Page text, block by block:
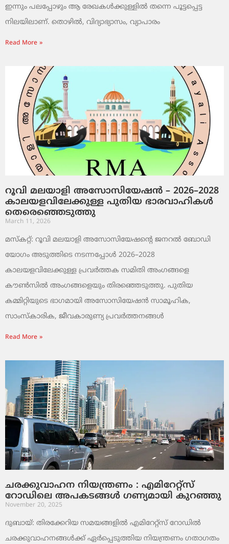
ഇന്നും പലപ്പോഴും ആ രേഖകൾക്കുള്ളിൽ തന്നെ പൂട്ടപ്പെട്ട
നിലയിലാണ്. തൊഴിൽ, വിദ്യാഭ്യാസം, വ്യാപാരം
Read More »
റൂവി മലയാളി അസോസിയേഷൻ – 2026–2028
കാലയളവിലേക്കുള്ള പുതിയ ഭാരവാഹികൾ
തെരെഞ്ഞെടുത്തു
March 11, 2026
മസ്കറ്റ്: റൂവി മലയാളി അസോസിയേഷന്റെ ജനറൽ ബോഡി
യോഗം അടുത്തിടെ നടന്നപ്പോൾ 2026–2028
കാലയളവിലേക്കുള്ള പ്രവർത്തക സമിതി അംഗങ്ങളെ
കൗൺസിൽ അംഗങ്ങളെയും തിരഞ്ഞെടുത്തു. പുതിയ
കമ്മിറ്റിയുടെ ഭാഗമായി അസോസിയേഷൻ സാമൂഹിക,
സാംസ്‌കാരിക, ജീവകാരുണ്യ പ്രവർത്തനങ്ങൾ
Read More »
ചരക്കുവാഹന നിയന്ത്രണം : എമിറേറ്റ്സ്
റോഡിലെ അപകടങ്ങൾ ഗണ്യമായി കുറഞ്ഞു
November 20, 2025
ദുബായ്: തിരക്കേറിയ സമയങ്ങളിൽ എമിറേറ്റ്സ് റോഡിൽ
ചരക്കുവാഹനങ്ങൾക്ക് ഏർപ്പെടുത്തിയ നിയന്ത്രണം ഗതാഗതം